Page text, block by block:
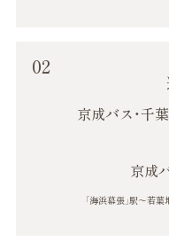
02
京成バス・千
京成
「海浜幕張」駅～若